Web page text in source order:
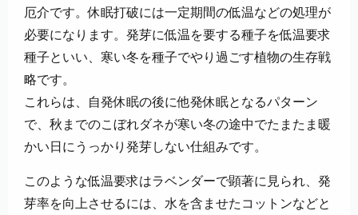
厄介です。休眠打破には一定期間の低温などの処理が
必要になります。発芽に低温を要する種子を低温要求
種子といい、寒い冬を種子でやり過ごす植物の生存戦
略です。
これらは、自発休眠の後に他発休眠となるパターン
で、秋までのこぼれダネが寒い冬の途中でたまたま暖
かい日にうっかり発芽しない仕組みです。
このような低温要求はラベンダーで顕著に見られ、発
芽率を向上させるには、水を含ませたコットンなどと